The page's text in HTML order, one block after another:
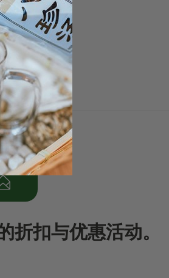
折扣与优惠活动。